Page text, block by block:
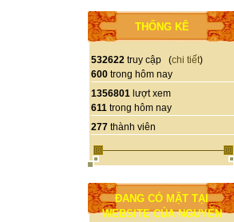
THỐNG KÊ
532622 truy cập (chi tiết)
600 trong hôm nay
1356801 lượt xem
611 trong hôm nay
277 thành viên
ĐANG CÓ MẶT TẠI
WEBSITE CỦA NGUYỄN